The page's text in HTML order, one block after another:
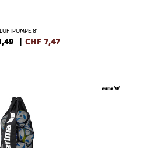
LUFTPUMPE 8'
| CHF 7,47